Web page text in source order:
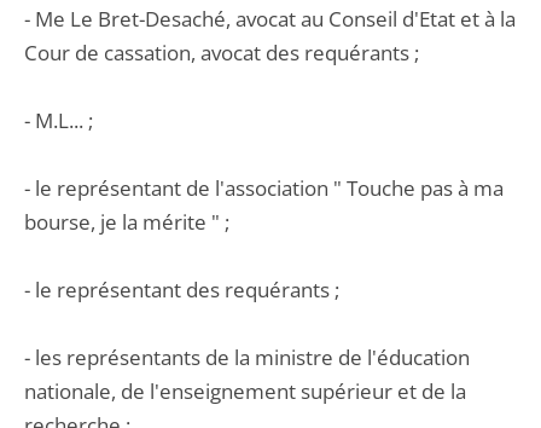
- Me Le Bret-Desaché, avocat au Conseil d'Etat et à la
Cour de cassation, avocat des requérants ;
- M.L... ;
- le représentant de l'association " Touche pas à ma
bourse, je la mérite " ;
- le représentant des requérants ;
- les représentants de la ministre de l'éducation
nationale, de l'enseignement supérieur et de la